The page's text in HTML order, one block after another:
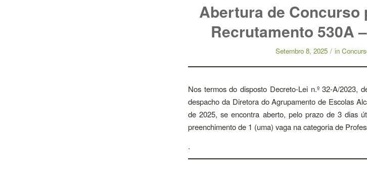
Abertura de Concurso
Recrutamento 530A
Setembro 8, 2025 / in
Nos termos do disposto Decreto-Lei n.º 32-A/2023,
despacho da Diretora do Agrupamento de Escolas
de 2025, se encontra aberto, pelo prazo de 3 dias
preenchimento de 1 (uma) vaga na categoria de
.